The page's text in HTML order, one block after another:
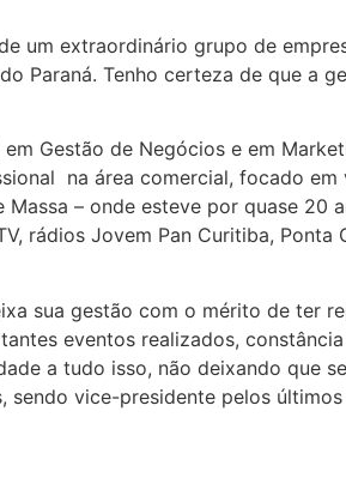
um extraordinário grupo de
Paraná. Tenho certeza de que a
Gestão de Negócios e em
na área comercial, focado em
Massa – onde esteve por quase 20
rádios Jovem Pan Curitiba, Ponta
sua gestão com o mérito de ter
eventos realizados,
a tudo isso, não deixando que
sendo vice-presidente pelos